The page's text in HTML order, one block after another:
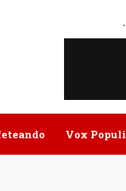
.
Vox Populi